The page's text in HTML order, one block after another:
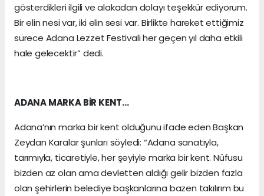
gösterdikleri ilgili ve alakadan dolayı teşekkür ediyorum.
Bir elin nesi var, iki elin sesi var. Birlikte hareket ettiğimiz
sürece Adana Lezzet Festivali her geçen yıl daha etkili
hale gelecektir” dedi.
ADANA MARKA BİR KENT…
Adana’nın marka bir kent olduğunu ifade eden Başkan
Zeydan Karalar şunları söyledi: “Adana sanatıyla,
tarımıyla, ticaretiyle, her şeyiyle marka bir kent. Nüfusu
bizden az olan ama devletten aldığı gelir bizden fazla
olan şehirlerin belediye başkanlarına bazen takılırım bu